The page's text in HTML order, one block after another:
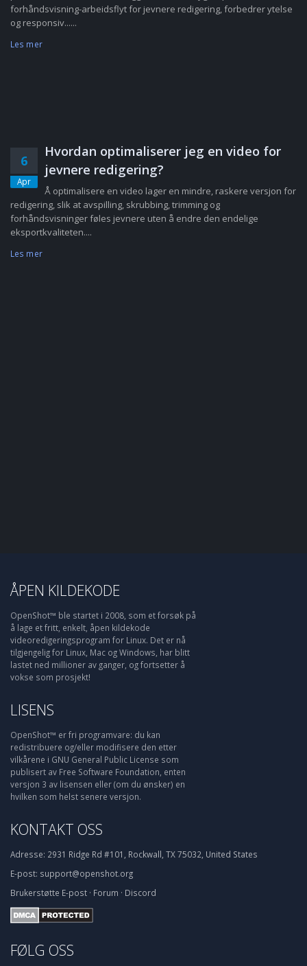
forhåndsvisning-arbeidsflyt for jevnere redigering, forbedrer ytelse
og responsiv......
Les mer
6
Apr
Hvordan optimaliserer jeg en video for
jevnere redigering?
Å optimalisere en video lager en mindre, raskere versjon for
redigering, slik at avspilling, skrubbing, trimming og
forhåndsvisninger føles jevnere uten å endre den endelige
eksportkvaliteten....
Les mer
ÅPEN KILDEKODE
OpenShot™ ble startet i 2008, som et forsøk på
å lage et fritt, enkelt, åpen kildekode
videoredigeringsprogram for Linux. Det er nå
tilgjengelig for Linux, Mac og Windows, har blitt
lastet ned millioner av ganger, og fortsetter å
vokse som prosjekt!
LISENS
OpenShot™ er fri programvare: du kan
redistribuere og/eller modifisere den etter
vilkårene i GNU General Public License som
publisert av Free Software Foundation, enten
versjon 3 av lisensen eller (om du ønsker) en
hvilken som helst senere versjon.
KONTAKT OSS
Adresse: 2931 Ridge Rd #101, Rockwall, TX 75032, United States
E-post: support@openshot.org
Brukerstøtte E-post · Forum · Discord
FØLG OSS